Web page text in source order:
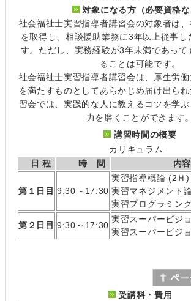
対象になる方（必要資格な
社会福祉士実習指導者講習会の対象者は
を取得し、相談援助業務に3年以上従事し
す。ただし、実務経験が3年未満であって
ることは可能です。
社会福祉士実習指導者講習会は、厚生労
を満たすものとしてあらかじめ届け出ら
習会では、実践的な人に教えるコツを学
力を磨くことができます。
講習時間の概要
カリキュラム
日 程
時 間 内
第１日目 9:30～17:30
実習指導概論 (2Ｈ)
実習マネジメント
実習プログラミン
第２日目 9:30～17:30
実習スーパービジ
実習スーパービジ
受講料・費用